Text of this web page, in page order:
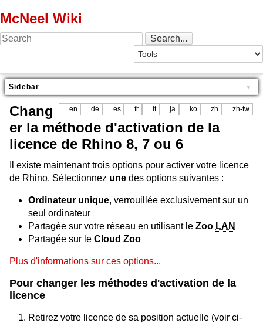
McNeel Wiki
Sidebar
en de es fr it ja ko zh zh-tw
Chang
er la méthode d'activation de la
licence de Rhino 8, 7 ou 6
Il existe maintenant trois options pour activer votre licence
de Rhino. Sélectionnez une des options suivantes :
Ordinateur unique, verrouillée exclusivement sur un
seul ordinateur
Partagée sur votre réseau en utilisant le Zoo LAN
Partagée sur le Cloud Zoo
Plus d'informations sur ces options...
Pour changer les méthodes d'activation de la
licence
Retirez votre licence de sa position actuelle (voir ci-